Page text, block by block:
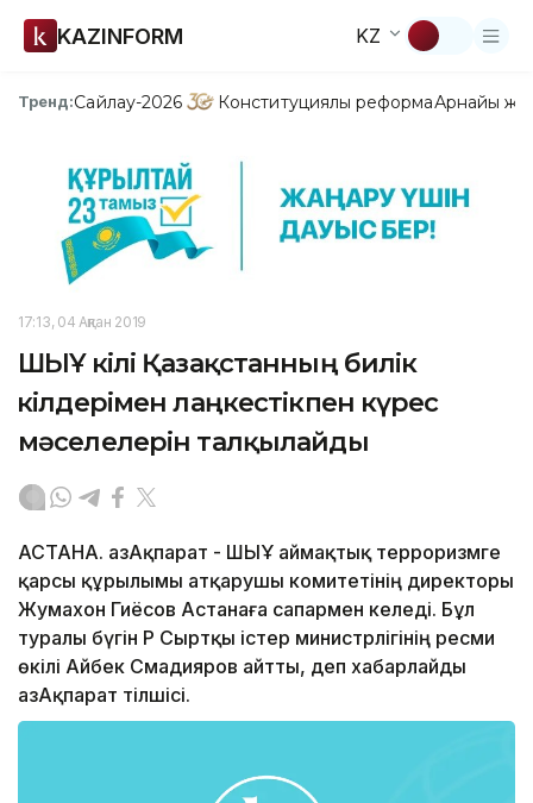
KAZINFORM KZ
Тренд:Сайлау-2026 Конституциялық реформаАрнайы
17:13, 04 Ақпан 2019
ШЫҰ өкілі Қазақстанның билік
өкілдерімен лаңкестікпен күрес
мәселелерін талқылайды
АСТАНА. ҚазАқпарат - ШЫҰ аймақтық терроризмге
қарсы құрылымы атқарушы комитетінің директоры
Жумахон Гиёсов Астанаға сапармен келеді. Бұл
туралы бүгін ҚР Сыртқы істер министрлігінің ресми
өкілі Айбек Смадияров айтты, деп хабарлайды
ҚазАқпарат тілшісі.